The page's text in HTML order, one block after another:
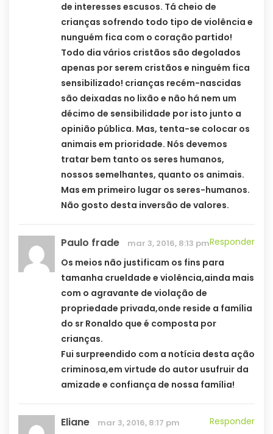
de interesses escusos. Tá cheio de
crianças sofrendo todo tipo de violência e
nunguém fica com o coração partido!
Todo dia vários cristãos são degolados
apenas por serem cristãos e ninguém fica
sensibilizado! crianças recém-nascidas
são deixadas no lixão e não há nem um
décimo de sensibilidade por isto junto a
opinião pública. Mas, tenta-se colocar os
animais em prioridade. Nós devemos
tratar bem tanto os seres humanos,
nossos semelhantes, quanto os animais.
Mas em primeiro lugar os seres-humanos.
Não gosto desta inversão de valores.
Paulo frade mar 3, 2016, 8:13 pmResponder
Os meios não justificam os fins para
tamanha crueldade e violência,ainda mais
com o agravante de violação de
propriedade privada,onde reside a família
do sr Ronaldo que é composta por
crianças.
Fui surpreendido com a notícia desta ação
criminosa,em virtude do autor usufruir da
amizade e confiança de nossa família!
Eliane mar 3, 2016, 8:17 pm
Responder